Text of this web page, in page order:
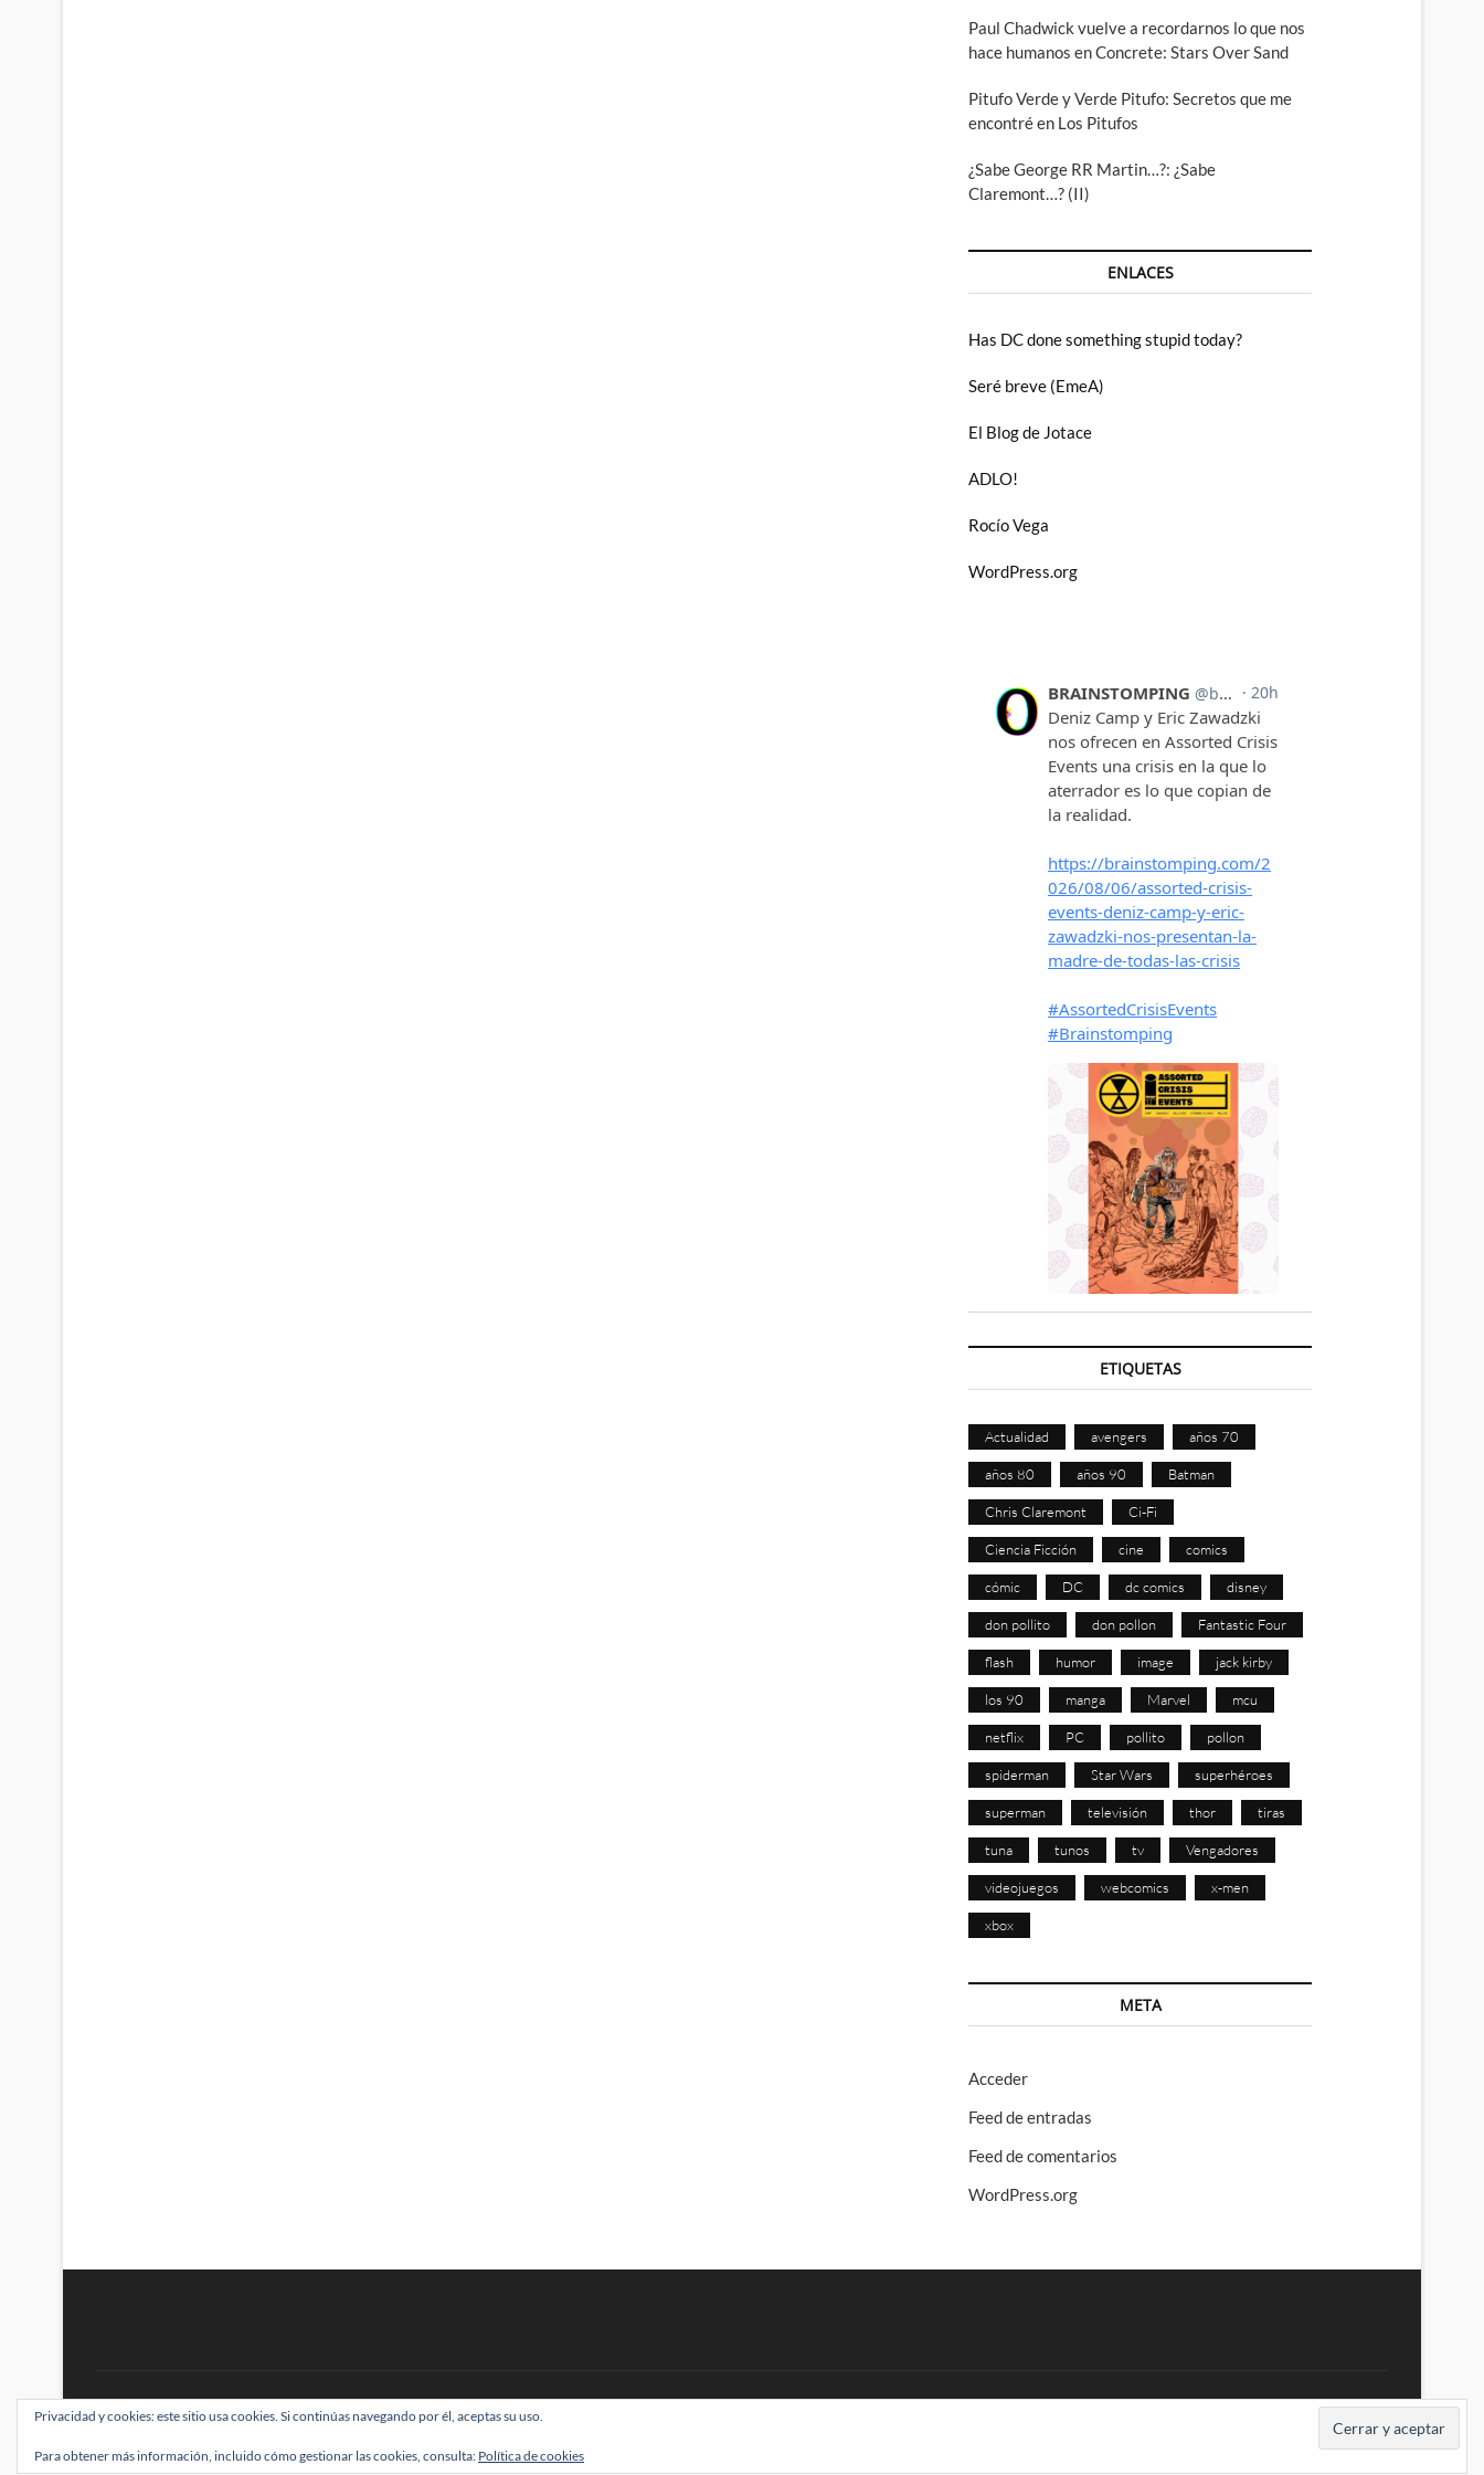
Paul Chadwick vuelve a recordarnos lo que nos
hace humanos en Concrete: Stars Over Sand
Pitufo Verde y Verde Pitufo: Secretos que me
encontré en Los Pitufos
¿Sabe George RR Martin…?: ¿Sabe
Claremont…? (II)
ENLACES
Has DC done something stupid today?
Seré breve (EmeA)
El Blog de Jotace
ADLO!
Rocío Vega
WordPress.org
ETIQUETAS
Actualidad avengers años 70
años 80 años 90 Batman
Chris Claremont Ci-Fi
Ciencia Ficción cine comics
cómic DC dc comics disney
don pollito don pollon Fantastic Four
flash humor image jack kirby
los 90 manga Marvel mcu
netflix PC pollito pollon
spiderman Star Wars superhéroes
superman televisión thor tiras
tuna tunos tv Vengadores
videojuegos webcomics x-men
xbox
META
Acceder
Feed de entradas
Feed de comentarios
WordPress.org
BRAINSTOMPING| Diseñado por:Theme Freesia|WordPress| © Todos los derechos reservados
Privacidad y cookies: este sitio usa cookies. Si continúas navegando por él, aceptas su uso.
Para obtener más información, incluido cómo gestionar las cookies, consulta: Política de cookies